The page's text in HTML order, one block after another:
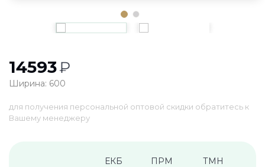
14593₽
Ширина: 600
для получения персональной оптовой скидки обратитесь к
Вашему менеджеру
ЕКБ ПРМ ТМН